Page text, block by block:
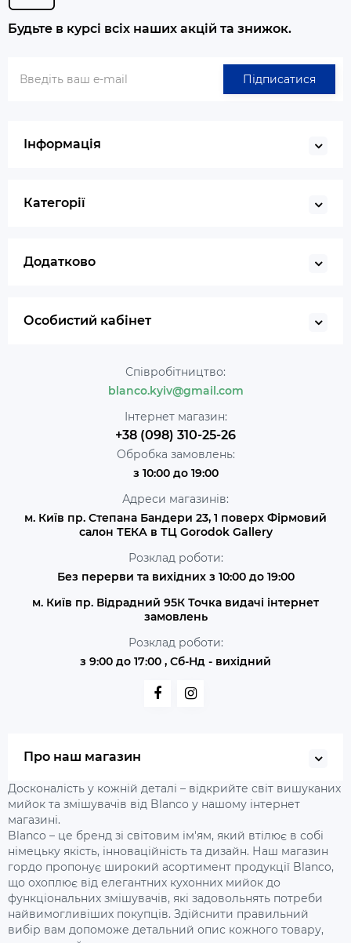
Будьте в курсі всіх наших акцій та знижок.
Підписатися
Інформація
Категорії
Додатково
Особистий кабінет
Співробітництво:
blanco.kyiv@gmail.com
Інтернет магазин:
+38 (098) 310-25-26
Обробка замовлень:
з 10:00 до 19:00
Адреси магазинів:
м. Київ пр. Степана Бандери 23, 1 поверх Фірмовий
салон ТЕКА в ТЦ Gorodok Gallery
Розклад роботи:
Без перерви та вихідних з 10:00 до 19:00
м. Київ пр. Відрадний 95К Точка видачі інтернет
замовлень
Розклад роботи:
з 9:00 до 17:00 , Сб-Нд - вихідний
Про наш магазин
Досконалість у кожній деталі – відкрийте світ вишуканих
мийок та змішувачів від Blanco у нашому інтернет
магазині.
Blanco – це бренд зі світовим ім'ям, який втілює в собі
німецьку якість, інноваційність та дизайн. Наш магазин
гордо пропонує широкий асортимент продукції Blanco,
що охоплює від елегантних кухонних мийок до
функціональних змішувачів, які задовольнять потреби
найвимогливіших покупців. Здійснити правильний
вибір вам допоможе детальний опис кожного товару,